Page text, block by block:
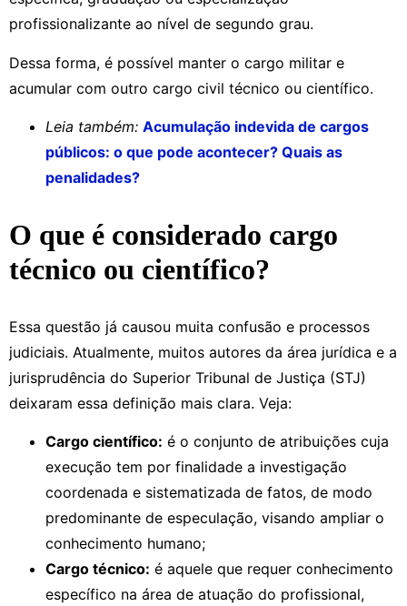
profissionalizante ao nível de segundo grau.
Dessa forma, é possível manter o cargo militar e
acumular com outro cargo civil técnico ou científico.
Leia também: Acumulação indevida de cargos
públicos: o que pode acontecer? Quais as
penalidades?
O que é considerado cargo
técnico ou científico?
Essa questão já causou muita confusão e processos
judiciais. Atualmente, muitos autores da área jurídica e a
jurisprudência do Superior Tribunal de Justiça (STJ)
deixaram essa definição mais clara. Veja:
Cargo científico: é o conjunto de atribuições cuja
execução tem por finalidade a investigação
coordenada e sistematizada de fatos, de modo
predominante de especulação, visando ampliar o
conhecimento humano;
Cargo técnico: é aquele que requer conhecimento
específico na área de atuação do profissional,